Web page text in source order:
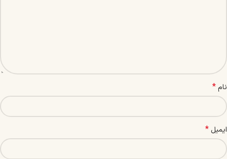
نام*
ایمیل *